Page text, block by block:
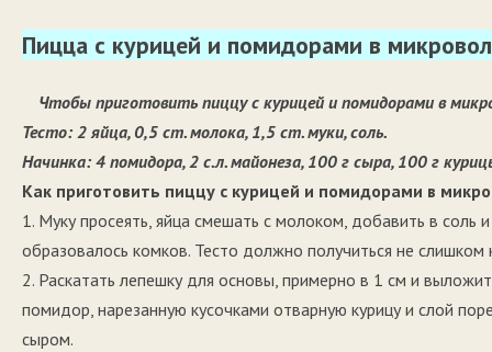
Пицца с курицей и помидорами в
Чтобы приготовить пиццу с курицей и помидорами в
Тесто: 2 яйца, 0,5 ст. молока, 1,5 ст. муки, соль.
Начинка: 4 помидора, 2 с.л. майонеза, 100 г сыра, 100 г
Как приготовить пиццу с курицей и помидорами в
1. Муку просеять, яйца смешать с молоком, добавить в соль
образовалось комков. Тесто должно получиться не слишком
2. Раскатать лепешку для основы, примерно в 1 см и
помидор, нарезанную кусочками отварную курицу и слой
сыром.